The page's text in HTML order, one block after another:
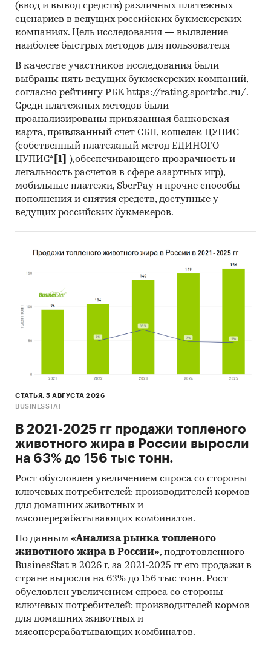
(ввод и вывод средств) различных платежных
сценариев в ведущих российских букмекерских
компаниях. Цель исследования — выявление
наиболее быстрых методов для пользователя
В качестве участников исследования были
выбраны пять ведущих букмекерских компаний,
согласно рейтингу РБК https://rating.sportrbc.ru/.
Среди платежных методов были
проанализированы привязанная банковская
карта, привязанный счет СБП, кошелек ЦУПИС
(собственный платежный метод ЕДИНОГО
ЦУПИС* [1]
),обеспечивающего прозрачность и
легальность расчетов в сфере азартных игр),
мобильные платежи, SberPay и прочие способы
пополнения и снятия средств, доступные у
ведущих российских букмекеров.
СТАТЬЯ, 5 АВГУСТА 2026
BUSINESSTAT
В 2021-2025 гг продажи топленого
животного жира в России выросли
на 63% до 156 тыс тонн.
Рост обусловлен увеличением спроса со стороны
ключевых потребителей: производителей кормов
для домашних животных и
мясоперерабатывающих комбинатов.
По данным «Анализа рынка топленого
животного жира в России», подготовленного
BusinesStat в 2026 г, за 2021-2025 гг его продажи в
стране выросли на 63% до 156 тыс тонн. Рост
обусловлен увеличением спроса со стороны
ключевых потребителей: производителей кормов
для домашних животных и
мясоперерабатывающих комбинатов.